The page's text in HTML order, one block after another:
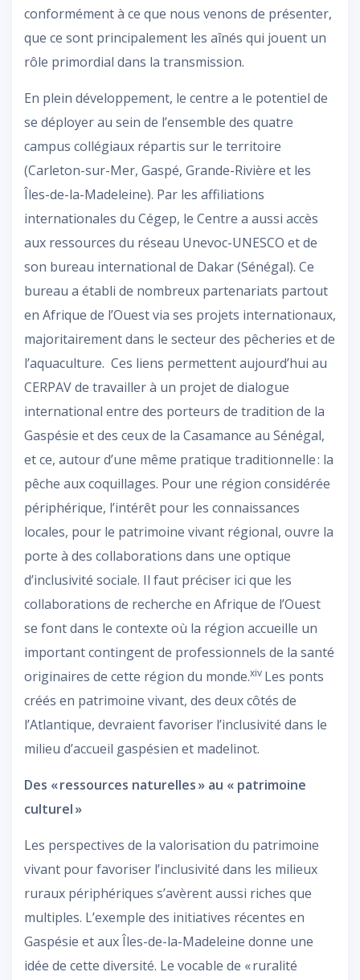
conformément à ce que nous venons de présenter,
que ce sont principalement les aînés qui jouent un
rôle primordial dans la transmission.
En plein développement, le centre a le potentiel de
se déployer au sein de l’ensemble des quatre
campus collégiaux répartis sur le territoire
(Carleton-sur-Mer, Gaspé, Grande-Rivière et les
Îles-de-la-Madeleine). Par les affiliations
internationales du Cégep, le Centre a aussi accès
aux ressources du réseau Unevoc-UNESCO et de
son bureau international de Dakar (Sénégal). Ce
bureau a établi de nombreux partenariats partout
en Afrique de l’Ouest via ses projets internationaux,
majoritairement dans le secteur des pêcheries et de
l’aquaculture. Ces liens permettent aujourd’hui au
CERPAV de travailler à un projet de dialogue
international entre des porteurs de tradition de la
Gaspésie et des ceux de la Casamance au Sénégal,
et ce, autour d’une même pratique traditionnelle : la
pêche aux coquillages. Pour une région considérée
périphérique, l’intérêt pour les connaissances
locales, pour le patrimoine vivant régional, ouvre la
porte à des collaborations dans une optique
d’inclusivité sociale. Il faut préciser ici que les
collaborations de recherche en Afrique de l’Ouest
se font dans le contexte où la région accueille un
important contingent de professionnels de la santé
originaires de cette région du monde.xiv Les ponts
créés en patrimoine vivant, des deux côtés de
l’Atlantique, devraient favoriser l’inclusivité dans le
milieu d’accueil gaspésien et madelinot.
Des « ressources naturelles » au « patrimoine
culturel »
Les perspectives de la valorisation du patrimoine
vivant pour favoriser l’inclusivité dans les milieux
ruraux périphériques s’avèrent aussi riches que
multiples. L’exemple des initiatives récentes en
Gaspésie et aux Îles-de-la-Madeleine donne une
idée de cette diversité. Le vocable de « ruralité